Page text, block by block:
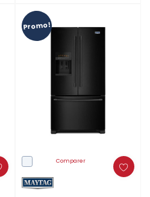
Promo!
Comparer